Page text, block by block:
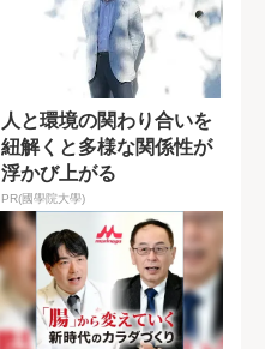
人と環境の関わり合いを
紐解くと多様な関係性が
浮かび上がる
PR(國學院大學)